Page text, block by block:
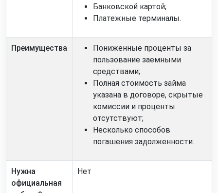
Банковской картой;
Платежные терминалы.
Преимущества
Пониженные проценты за
пользование заемными
средствами;
Полная стоимость займа
указана в договоре, скрытые
комиссии и проценты
отсутствуют;
Несколько способов
погашения задолженности.
Нужна
официальная
Нет